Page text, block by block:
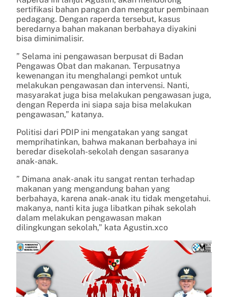
sertifikasi bahan pangan dan mengatur pembinaan
pedagang. Dengan raperda tersebut, kasus
beredarnya bahan makanan berbahaya diyakini
bisa diminimalisir.
” Selama ini pengawasan berpusat di Badan
Pengawas Obat dan makanan. Terpusatnya
kewenangan itu menghalangi pemkot untuk
melakukan pengawasan dan intervensi. Nanti,
masyarakat juga bisa melakukan pengawasan juga,
dengan Reperda ini siapa saja bisa melakukan
pengawasan,” katanya.
Politisi dari PDIP ini mengatakan yang sangat
memprihatinkan, bahwa makanan berbahaya ini
beredar disekolah-sekolah dengan sasaranya
anak-anak.
” Dimana anak-anak itu sangat rentan terhadap
makanan yang mengandung bahan yang
berbahaya, karena anak-anak itu tidak mengetahui.
makanya, nanti kita juga libatkan pihak sekolah
dalam melakukan pengawasan makan
dilingkungan sekolah,” kata Agustin.xco